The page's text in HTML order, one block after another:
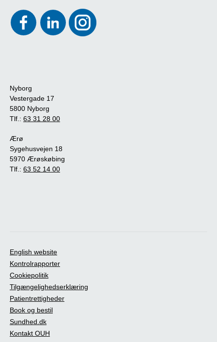
Nyborg
Vestergade 17
5800 Nyborg
Tlf.: 63 31 28 00
Ærø
Sygehusvejen 18
5970 Ærøskøbing
Tlf.: 63 52 14 00
English website
Kontrolrapporter
Cookiepolitik
Tilgængelighedserklæring
Patientrettigheder
Book og bestil
Sundhed.dk
Kontakt OUH